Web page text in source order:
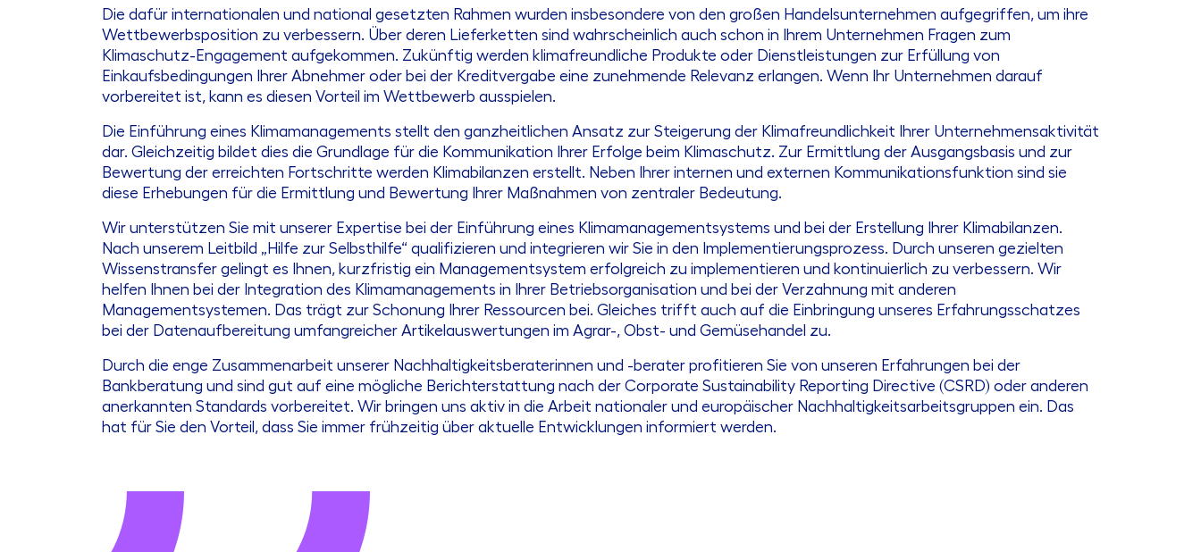
Die dafür internationalen und national gesetzten Rahmen wurden insbesondere von den großen Handelsunternehmen aufgegriffen, um ihre
Wettbewerbsposition zu verbessern. Über deren Lieferketten sind wahrscheinlich auch schon in Ihrem Unternehmen Fragen zum
Klimaschutz-Engagement aufgekommen. Zukünftig werden klimafreundliche Produkte oder Dienstleistungen zur Erfüllung von
Einkaufsbedingungen Ihrer Abnehmer oder bei der Kreditvergabe eine zunehmende Relevanz erlangen. Wenn Ihr Unternehmen darauf
vorbereitet ist, kann es diesen Vorteil im Wettbewerb ausspielen.
Die Einführung eines Klimamanagements stellt den ganzheitlichen Ansatz zur Steigerung der Klimafreundlichkeit Ihrer Unternehmensaktivität
dar. Gleichzeitig bildet dies die Grundlage für die Kommunikation Ihrer Erfolge beim Klimaschutz. Zur Ermittlung der Ausgangsbasis und zur
Bewertung der erreichten Fortschritte werden Klimabilanzen erstellt. Neben Ihrer internen und externen Kommunikationsfunktion sind sie
diese Erhebungen für die Ermittlung und Bewertung Ihrer Maßnahmen von zentraler Bedeutung.
Wir unterstützen Sie mit unserer Expertise bei der Einführung eines Klimamanagementsystems und bei der Erstellung Ihrer Klimabilanzen.
Nach unserem Leitbild „Hilfe zur Selbsthilfe“ qualifizieren und integrieren wir Sie in den Implementierungsprozess. Durch unseren gezielten
Wissenstransfer gelingt es Ihnen, kurzfristig ein Managementsystem erfolgreich zu implementieren und kontinuierlich zu verbessern. Wir
helfen Ihnen bei der Integration des Klimamanagements in Ihrer Betriebsorganisation und bei der Verzahnung mit anderen
Managementsystemen. Das trägt zur Schonung Ihrer Ressourcen bei. Gleiches trifft auch auf die Einbringung unseres Erfahrungsschatzes
bei der Datenaufbereitung umfangreicher Artikelauswertungen im Agrar-, Obst- und Gemüsehandel zu.
Durch die enge Zusammenarbeit unserer Nachhaltigkeitsberaterinnen und -berater profitieren Sie von unseren Erfahrungen bei der
Bankberatung und sind gut auf eine mögliche Berichterstattung nach der Corporate Sustainability Reporting Directive (CSRD) oder anderen
anerkannten Standards vorbereitet. Wir bringen uns aktiv in die Arbeit nationaler und europäischer Nachhaltigkeitsarbeitsgruppen ein. Das
hat für Sie den Vorteil, dass Sie immer frühzeitig über aktuelle Entwicklungen informiert werden.